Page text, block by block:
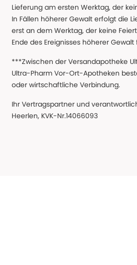
Lieferung am ersten Werktag, der
In Fällen höherer Gewalt erfolgt die
erst an dem Werktag, der keine
Ende des Ereignisses höherer Gewalt
***Zwischen der Versandapotheke
Ultra-Pharm Vor-Ort-Apotheken
oder wirtschaftliche Verbindung.
Ihr Vertragspartner und
Heerlen, KVK-Nr.14066093